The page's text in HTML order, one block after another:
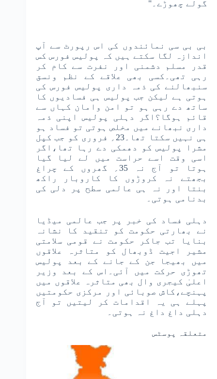
گولے چھوڑے۔"
بی بی سی نمائندوں کی اس رپورٹ سے آپ
اندازہ لگا سکتے ہیں کہ پولیس فورس کس
قدر مسلم دشمنی اور نفرت سے کام کر
رہی تھی۔کسی بھی علاقے کے نظم ونسق
سنبھالنے کی ذمہ داری پولیس فورس کی
ہوتی ہے لیکن جب پولیس ہی فسادیوں کا
ساتھ دے رہی ہو تو امن وامان کہاں سے
قائم ہوگا؟اگر دہلی پولیس اپنی ذمہ
داری نبھانے میں مخلص ہوتی تو فساد ہو
ہی نہیں سکتا تھا۔23؍ فروری کو جب کپل
مشرا پولیس کو دھمکی دے رہا تھا،اگر
اسی وقت اسے حراست میں لے لیا گیا
ہوتا تو آج نہ 35؍ گھروں کے چراغ
بجھتے نہ کروڑوں کا کاروبار راکھ
بنتا اور نہ ہی عالمی سطح پر دلی کی
بدنامی ہوتی۔
دہلی فساد کی خبر پر جب عالمی میڈیا
نے بھارتی حکومت کو تنقید کا نشانہ
بنایا تب جاکر حکومت نے قومی سلامتی
مشیر اجیت ڈوبھال کو متاثرہ علاقوں
میں بھیجا جن کے جانے کے بعد پولیس
تھوڑی حرکت میں آئی۔اس کے بعد وزیر
اعلیٰ کیجری وال بھی متاثرہ علاقوں میں
پہنچے،کاش صوبائی اور مرکزی حکومتیں
پہلے ہی یہ اقدامات کر لیتیں تو آج
دہلی داغ داغ نہ ہوتی۔
متعلقہ پوسٹس